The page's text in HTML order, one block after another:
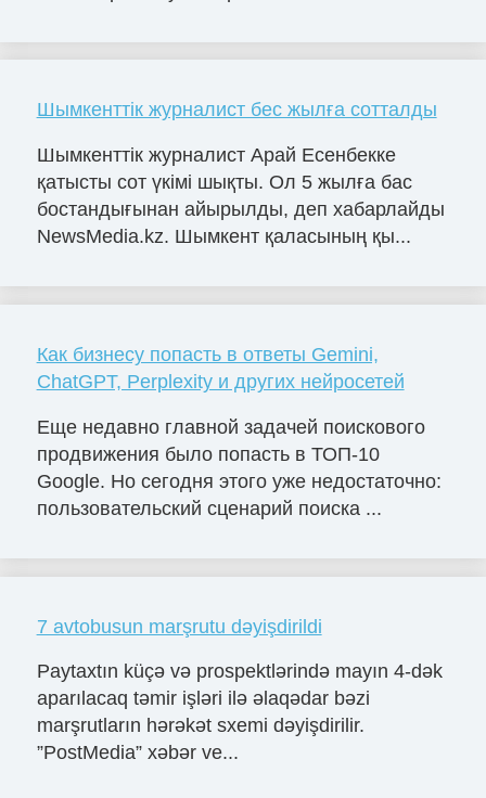
Шымкенттік журналист бес жылға сотталды
Шымкенттік журналист Арай Есенбекке
қатысты сот үкімі шықты. Ол 5 жылға бас
бостандығынан айырылды, деп хабарлайды
NewsMedia.kz. Шымкент қаласының қы...
Как бизнесу попасть в ответы Gemini,
ChatGPT, Perplexity и других нейросетей
Еще недавно главной задачей поискового
продвижения было попасть в ТОП-10
Google. Но сегодня этого уже недостаточно:
пользовательский сценарий поиска ...
7 avtobusun marşrutu dəyişdirildi
Paytaxtın küçə və prospektlərində mayın 4-dək
aparılacaq təmir işləri ilə əlaqədar bəzi
marşrutların hərəkət sxemi dəyişdirilir.
”PostMedia” xəbər ve...